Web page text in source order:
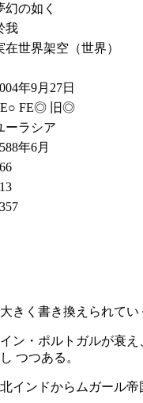
幻の如く
我
在世界架空（世界）
年9月27日
FE◎ 旧◎
ーラシア
年6月
きく書き換えられてい
ン・ポルトガルが衰え
つつある。
インドからムガール帝